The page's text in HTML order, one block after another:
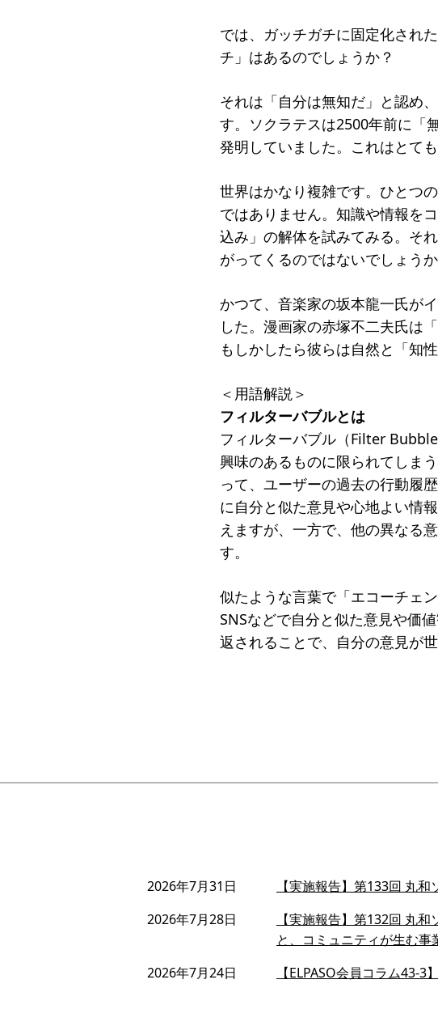
では、ガッチガチに固定化され
チ」はあるのでしょうか？
それは「自分は無知だ」と認め
す。ソクラテスは2500年前に「
発明していました。これはとて
世界はかなり複雑です。ひとつ
ではありません。知識や情報を
込み」の解体を試みてみる。そ
がってくるのではないでしょうか
かつて、音楽家の坂本龍一氏が
した。漫画家の赤塚不二夫氏は
もしかしたら彼らは自然と「知
＜用語解説＞
フィルターバブルとは
フィルターバブル（Filter
興味のあるものに限られてしま
って、ユーザーの過去の行動履
に自分と似た意見や心地よい情
えますが、一方で、他の異なる
す。
似たような言葉で「エコーチェ
SNSなどで自分と似た意見や価
返されることで、自分の意見が
2026年7月31日
【実施報告】第133回 丸
2026年7月28日
【実施報告】第132回 丸
と、コミュニティが生む事
2026年7月24日
【ELPASO会員コラム43-